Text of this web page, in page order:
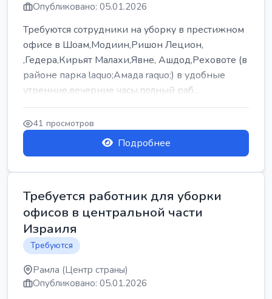
Опубликовано: 05.01.2026
Требуются сотрудники на уборку в престижном
офисе в Шоам,Модиин,Ришон Лецион,
,Гедера,Кирьят Малахи,Явне, Ашдод,Реховоте (в
районе парка laquo;Амада raquo;) в удобные
утренние,вечерние часы,полный раб...
41 просмотров
Подробнее
Требуется работник для уборки
офисов в центральной части
Израиля
Требуются
Рамла (Центр страны)
Опубликовано: 05.01.2026